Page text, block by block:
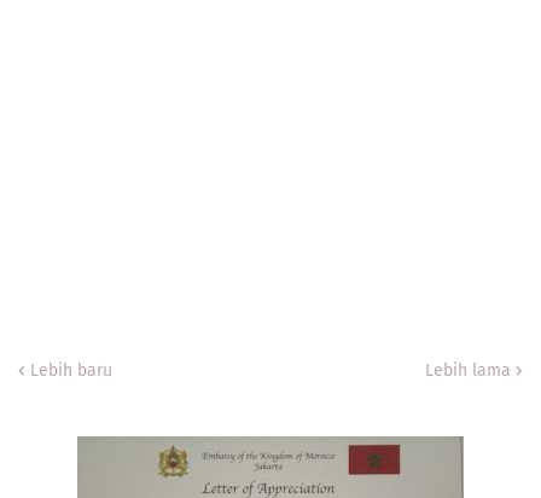
Lebih baru Lebih lama